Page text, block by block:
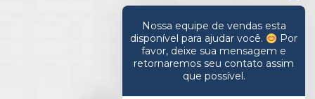
Nossa equipe de vendas esta
disponível para ajudar você.
Por
favor, deixe sua mensagem e
retornaremos seu contato assim
que possível.